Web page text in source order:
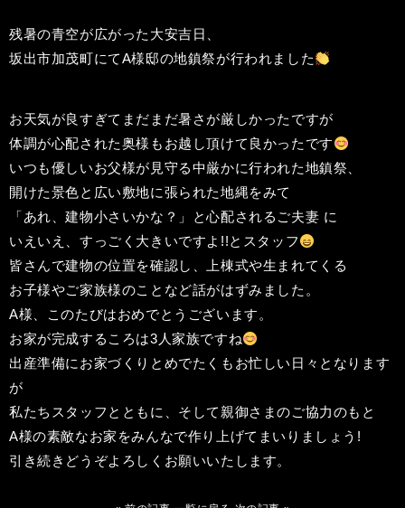
残暑の青空が広がった大安吉日、
坂出市加茂町にてA様邸の地鎮祭が行われました
お天気が良すぎてまだまだ暑さが厳しかったですが
体調が心配された奥様もお越し頂けて良かったです
いつも優しいお父様が見守る中厳かに行われた地鎮祭、
開けた景色と広い敷地に張られた地縄をみて
「あれ、建物小さいかな？」と心配されるご夫妻 に
いえいえ、すっごく大きいですよ!!とスタッフ
皆さんで建物の位置を確認し、上棟式や生まれてくる
お子様やご家族様のことなど話がはずみました。
A様、このたびはおめでとうございます。
お家が完成するころは3人家族ですね
出産準備にお家づくりとめでたくもお忙しい日々となります
が
私たちスタッフとともに、そして親御さまのご協力のもと
A様の素敵なお家をみんなで作り上げてまいりましょう!
引き続きどうぞよろしくお願いいたします。